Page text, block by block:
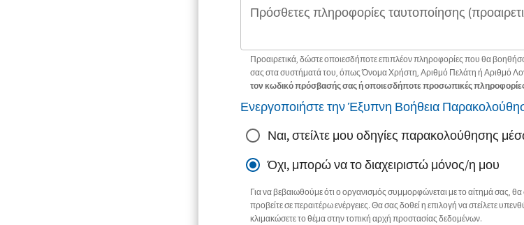
Πρόσθετες πληροφορίες ταυτοποίησης
Προαιρετικά, δώστε οποιεσδήποτε επιπλέον πληροφορίες που θα
σας στα συστήματά του, όπως Όνομα Χρήστη, Αριθμό Πελάτη ή Αριθμό
τον κωδικό πρόσβασής σας ή οποιεσδήποτε προσωπικές
Ενεργοποιήστε την Έξυπνη Βοήθεια
Ναι, στείλτε μου οδηγίες παρακολούθησης
Όχι, μπορώ να το διαχειριστώ μόνος/η μου
Για να βεβαιωθούμε ότι ο οργανισμός συμμορφώνεται με το αίτημά σας,
προβείτε σε περαιτέρω ενέργειες. Θα σας δοθεί η επιλογή να στείλετε
κλιμακώσετε το θέμα στην τοπική αρχή προστασίας δεδομένων.